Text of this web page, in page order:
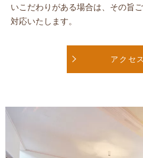
いこだわりがある場合は、その旨
対応いたします。
アクセ